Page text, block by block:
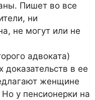
Пишет во все
ни
не могут или не
адвоката)
доказательств в ее
женщине
Но у пенсионерки на